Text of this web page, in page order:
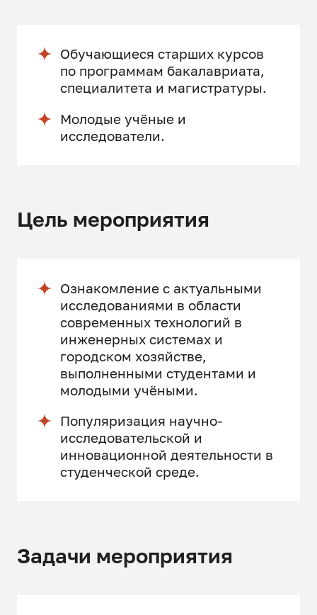
Обучающиеся старших курсов
по программам бакалавриата,
специалитета и магистратуры.
Молодые учёные и
исследователи.
Цель мероприятия
Ознакомление с актуальными
исследованиями в области
современных технологий в
инженерных системах и
городском хозяйстве,
выполненными студентами и
молодыми учёными.
Популяризация научно-
исследовательской и
инновационной деятельности в
студенческой среде.
Задачи мероприятия